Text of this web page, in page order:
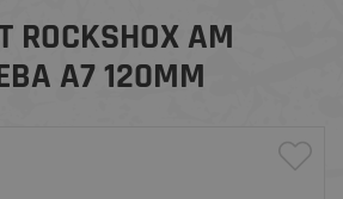
ROCKSHOX AM
A7 120MM